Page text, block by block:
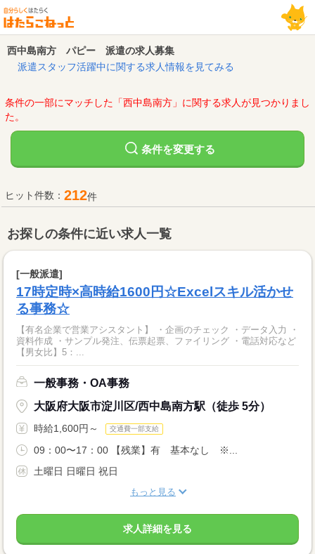
西中島南方 パピー 派遣の求人募集
派遣スタッフ活躍中に関する求人情報を見てみる
条件の一部にマッチした「西中島南方」に関する求人が見つかりまし
た。
条件を変更する
ヒット件数： 212件
お探しの条件に近い求人一覧
[一般派遣]
17時定時×高時給1600円☆Excelスキル活かせ
る事務☆
【有名企業で営業アシスタント】 ・企画のチェック ・データ入力 ・
資料作成 ・サンプル発注、伝票起票、ファイリング ・電話対応など
【男女比】5：...
一般事務・OA事務
大阪府大阪市淀川区/西中島南方駅（徒歩 5分）
時給1,600円～ 交通費一部支給
09：00〜17：00 【残業】有 基本なし ※...
土曜日 日曜日 祝日
もっと見る
求人詳細を見る